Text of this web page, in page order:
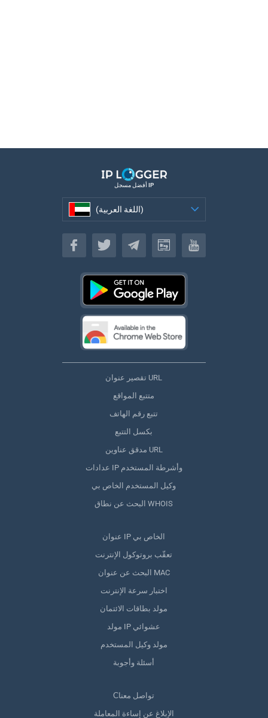
أفضل مسجل IP
(اللغة العربية)
(اللغة العربية)
تقصير عنوان URL
متتبع المواقع
تتبع رقم الهاتف
بكسل التتبع
مدقق عناوين URL
عدادات IP وأشرطة المستخدم
وكيل المستخدم الخاص بي
البحث عن نطاق WHOIS
عنوان IP الخاص بي
تعقّب بروتوكول الإنترنت
البحث عن عنوان MAC
اختبار سرعة الإنترنت
مولد بطاقات الائتمان
مولد IP عشوائي
مولد وكيل المستخدم
أسئلة وأجوبة
Сتواصل معنا
الإبلاغ عن إساءة المعاملة